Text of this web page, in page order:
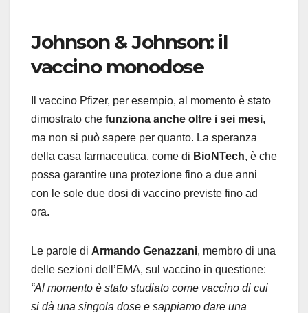
Johnson & Johnson: il
vaccino monodose
Il vaccino Pfizer, per esempio, al momento è stato
dimostrato che funziona anche oltre i sei mesi,
ma non si può sapere per quanto. La speranza
della casa farmaceutica, come di BioNTech, è che
possa garantire una protezione fino a due anni
con le sole due dosi di vaccino previste fino ad
ora.
Le parole di Armando Genazzani, membro di una
delle sezioni dell’EMA, sul vaccino in questione:
“Al momento è stato studiato come vaccino di cui
si dà una singola dose e sappiamo dare una